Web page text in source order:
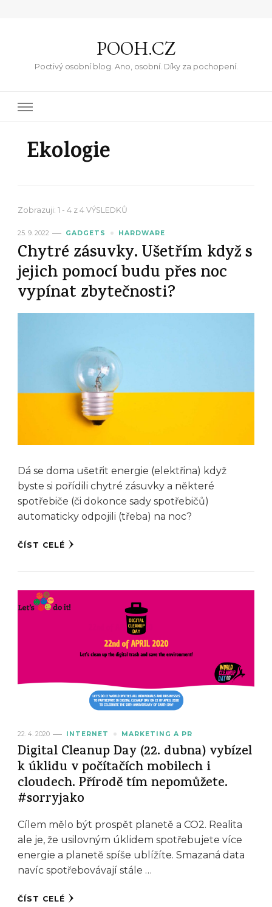
POOH.CZ
Poctivý osobní blog. Ano, osobní. Díky za pochopení.
Ekologie
Zobrazuji: 1 - 4 z 4 VÝSLEDKŮ
25. 9. 2022 GADGETS HARDWARE
Chytré zásuvky. Ušetřím když s
jejich pomocí budu přes noc
vypínat zbytečnosti?
Dá se doma ušetřit energie (elektřina) když
byste si pořídili chytré zásuvky a některé
spotřebiče (či dokonce sady spotřebičů)
automaticky odpojili (třeba) na noc?
ČÍST CELÉ
22. 4. 2020 INTERNET MARKETING A PR
Digital Cleanup Day (22. dubna) vybízel
k úklidu v počítačích mobilech i
cloudech. Přírodě tím nepomůžete.
#sorryjako
Cílem mělo být prospět planetě a CO2. Realita
ale je, že usilovným úklidem spotřebujete více
energie a planetě spíše ublížíte. Smazaná data
navíc spotřebovávají stále …
ČÍST CELÉ